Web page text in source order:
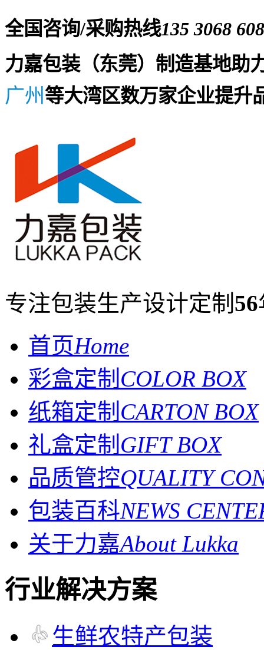
全国咨询/采购热线135 3068
力嘉包装（东莞）制造基地助
广州等大湾区数万家企业提升
专注包装生产设计定制 56
首页Home
彩盒定制 COLOR BOX
纸箱定制 CARTON BOX
礼盒定制 GIFT BOX
品质管控QUALITY
包装百科NEWS
关于力嘉About Lukka
行业解决方案
生鲜农特产包装